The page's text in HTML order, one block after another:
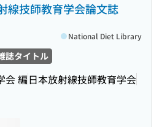
線技師教育学会論文誌
誌タイトル
会 編日本放射線技師教育学会
National Diet Library